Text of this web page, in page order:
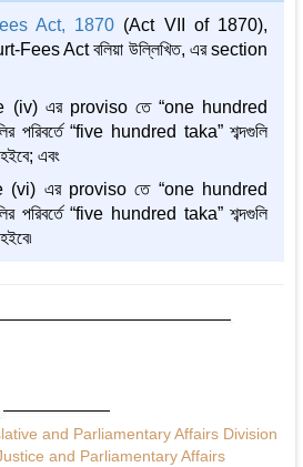
Act, 1870 (Act VII of 1870),
Fees Act বলিয়া উল্লিখিত, এর section
(iv) এর proviso তে “one hundred
পরিবর্তে “five hundred taka” শব্দগুলি
এবং
(vi) এর proviso তে “one hundred
পরিবর্তে “five hundred taka” শব্দগুলি
and Parliamentary Affairs Division
and Parliamentary Affairs